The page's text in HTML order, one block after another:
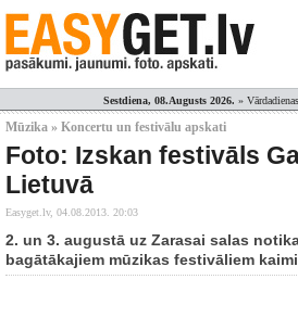
Sestdiena, 08.Augusts 2026. »
Mūzika » Koncertu un festivālu apskati
Foto: Izskan festivāls
Lietuvā
Easyget.lv, 04.08.2013. 20:03
2. un 3. augustā uz Zarasai salas
bagātākajiem mūzikas festivāliem